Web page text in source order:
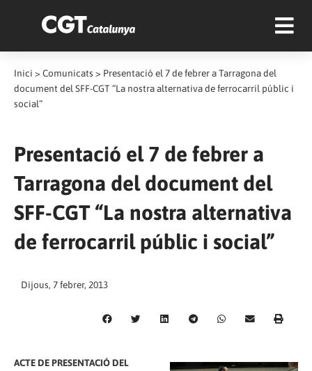
Inici > Comunicats > Presentació el 7 de febrer a Tarragona del
document del SFF-CGT “La nostra alternativa de ferrocarril públic i
social”
Presentació el 7 de febrer a
Tarragona del document del
SFF-CGT “La nostra alternativa
de ferrocarril públic i social”
Dijous, 7 febrer, 2013
ACTE DE PRESENTACIÓ DEL